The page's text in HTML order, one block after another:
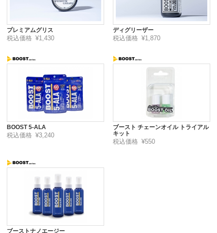
プレミアムグリス
税込価格 ¥1,430
ディグリーザー
税込価格 ¥1,870
BOOST 5-ALA
税込価格 ¥3,240
ブースト チェーンオイル トライアル
キット
税込価格 ¥550
ブーストナノエージー